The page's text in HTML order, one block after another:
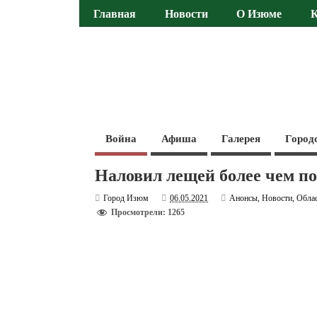
Главная Новости О Изюме
Война Афиша Галерея
Наловил лещей более чем
Город Изюм 06.05.2021 Анонсы,Новости,
Просмотрели: 1265